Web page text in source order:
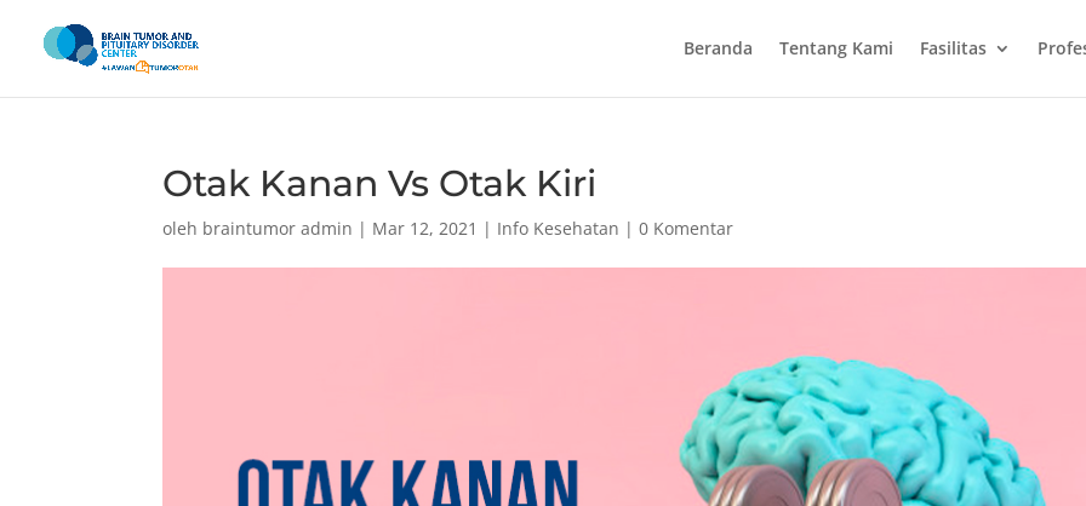
Beranda Tentang Kami Fasilitas
Otak Kanan Vs Otak Kiri
oleh braintumor admin | Mar 12, 2021 | Info Kesehatan |0 Komentar